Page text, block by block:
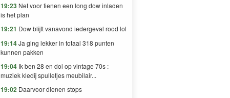
19:23 Net voor tienen een long dow inladen
is het plan
19:21 Dow blijft vanavond iedergeval rood lol
19:14Ja ging lekker in totaal 318 punten
kunnen pakken
19:04 Ik ben 28 en dol op vintage 70s :
muziek kledij spulletjes meubilair...
19:02 Daarvoor dienen stops